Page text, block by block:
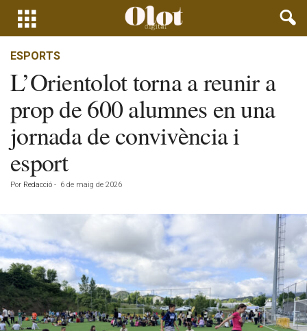
ESPORTS
L’Orientolot torna a reunir a
prop de 600 alumnes en una
jornada de convivència i
esport
Por Redacció - 6 de maig de 2026